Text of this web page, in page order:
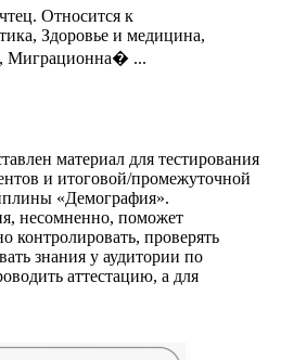
Относится к
Здоровье и медицина,
Миграционна� ...
материал для тестирования
и итоговой/промежуточной
«Демография».
несомненно, поможет
контролировать, проверять
знания у аудитории по
аттестацию, а для